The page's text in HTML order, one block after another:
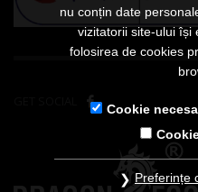
nu conțin date
vizitatorii site-ului își
folosirea de cookies
Cookie
Preferințe